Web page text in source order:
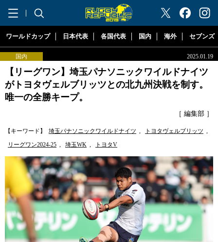
"ラグビーリパブリック"
ワールドカップ 日本代表 各国代表 国内 海外 セブンズ
国内 2025.01.19
【リーグワン】埼玉パナソニックワイルドナイツ
がトヨタヴェルブリッツとの北九州決戦を制す。
唯一の全勝キープ。
［ 編集部 ］
【キーワード】 埼玉パナソニックワイルドナイツ , トヨタヴェルブリッツ ,
リーグワン2024-25 , 埼玉WK , トヨタV